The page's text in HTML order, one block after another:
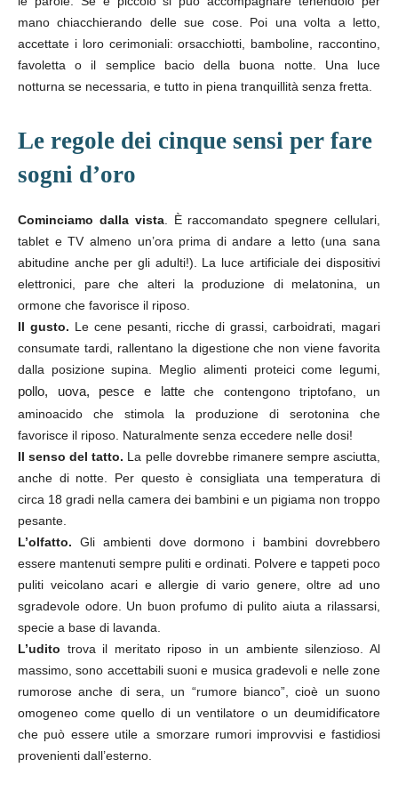
mano chiacchierando delle sue cose. Poi una volta a letto,
accettate i loro cerimoniali: orsacchiotti, bamboline, raccontino,
favoletta o il semplice bacio della buona notte. Una luce
notturna se necessaria, e tutto in piena tranquillità senza fretta.
Le regole dei cinque sensi per fare
sogni d’oro
Cominciamo dalla vista. È raccomandato spegnere cellulari,
tablet e TV almeno un’ora prima di andare a letto (una sana
abitudine anche per gli adulti!). La luce artificiale dei dispositivi
elettronici, pare che alteri la produzione di melatonina, un
ormone che favorisce il riposo.
Il gusto. Le cene pesanti, ricche di grassi, carboidrati, magari
consumate tardi, rallentano la digestione che non viene favorita
dalla posizione supina. Meglio alimenti proteici come legumi,
pollo, uova, pesce e latteche contengono triptofano, un
aminoacido che stimola la produzione di serotonina che
favorisce il riposo. Naturalmente senza eccedere nelle dosi!
Il senso del tatto. La pelle dovrebbe rimanere sempre asciutta,
anche di notte. Per questo è consigliata una temperatura di
circa 18 gradi nella camera dei bambini e un pigiama non troppo
pesante.
L’olfatto. Gli ambienti dove dormono i bambini dovrebbero
essere mantenuti sempre puliti e ordinati. Polvere e tappeti poco
puliti veicolano acari e allergie di vario genere, oltre ad uno
sgradevole odore. Un buon profumo di pulito aiuta a rilassarsi,
specie a base di lavanda.
L’udito trova il meritato riposo in un ambiente silenzioso. Al
massimo, sono accettabili suoni e musica gradevoli e nelle zone
rumorose anche di sera, un “rumore bianco”, cioè un suono
omogeneo come quello di un ventilatore o un deumidificatore
che può essere utile a smorzare rumori improvvisi e fastidiosi
provenienti dall’esterno.